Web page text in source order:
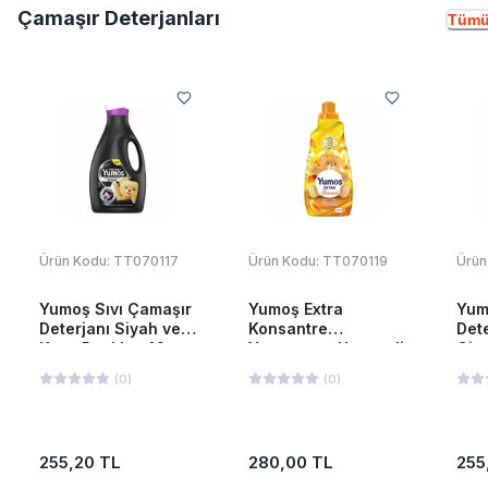
Çamaşır Deterjanları
Ürün Kodu: TT070117
Yumoş Sıvı Çamaşır
Deterjanı Siyah ve
Koyu Renkler 42
(0)
255,20 TL
Ürün Kodu: TT070119
Yumoş Extra
Konsantre
Yumuşatıcı Hanımeli
(0)
280,00 TL